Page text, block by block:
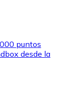
puntos
desde la